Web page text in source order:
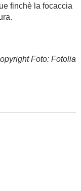
finchè la focaccia
Foto: Fotolia